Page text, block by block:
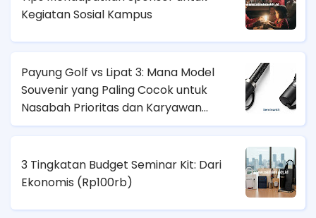
Kegiatan Sosial Kampus
Payung Golf vs Lipat 3: Mana Model
Souvenir yang Paling Cocok untuk
Nasabah Prioritas dan Karyawan
Lapangan?
3 Tingkatan Budget Seminar Kit: Dari
Ekonomis (Rp100rb)